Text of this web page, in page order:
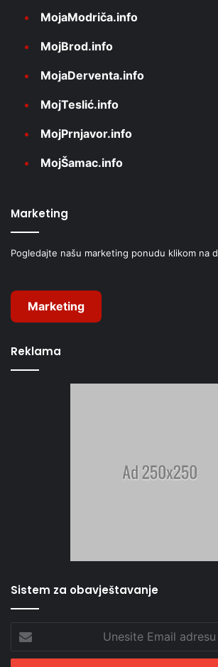
MojaModriča.info
MojBrod.info
MojaDerventa.info
MojTeslić.info
MojPrnjavor.info
MojŠamac.info
Marketing
Pogledajte našu marketing ponudu klikom na
Marketing
Reklama
Sistem za obavještavanje
Email
adresu